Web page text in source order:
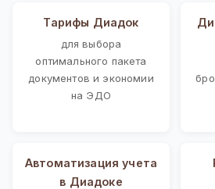
Тарифы Диадок
для выбора
оптимального пакета
документов и экономии
на ЭДО
Автоматизация учета
в Диадоке